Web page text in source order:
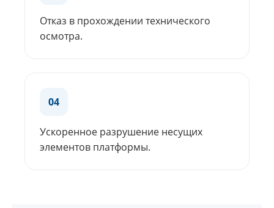
Отказ в прохождении технического
осмотра.
04
Ускоренное разрушение несущих
элементов платформы.